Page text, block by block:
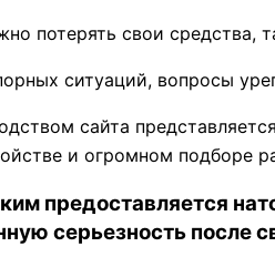
потерять свои средства,
ситуаций, вопросы
сайта
и огромном подборе
предоставляется
серьезность после